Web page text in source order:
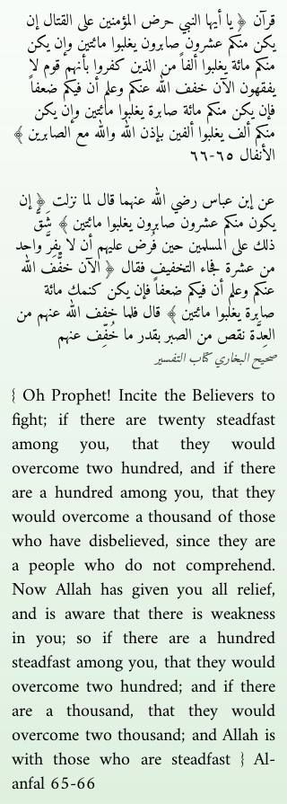
قرآن ﴿ يا أيها النبي حرض المؤمنين على القتال إن
يكن منكم عشرون صابرون يغلبوا مائتين وإن يكن
منكم مائة يغلبوا ألفاً من الذين كفروا بأنهم قوم لا
يفقهون الآن خفف الله عنكم وعلم أن فيكم ضعفاً
فإن يكن منكم مائة صابرة يغلبوا مائتين وإن يكن
منكم ألف يغلبوا ألفين بإذن الله والله مع الصابرين ﴾
الأنفال ٦٥-٦٦
عن إبن عباس رضي الله عنهما قال لما نزلت ﴿ إن
يكون منكم عشرون صابرون يغلبوا مائتين ﴾ شَقَّ
ذلك على المسلمين حين فُرض عليهم أن لا يفِرَّ واحد
من عشرة فجاء التخفيف فقال ﴿ الآن خفَّف الله
عنكم وعلم أن فيكم ضعفاً فإن يكن كنمك مائة
صابرة يغلبوا مائتين ﴾ قال فلما خفف الله عنهم من
العِدَّة نقص من الصبر بقدر ما خُفِّف عنهم
صحيح البخاري كتاب التفسير
{ Oh Prophet! Incite the Believers to
fight; if there are twenty steadfast
among you, that they would
overcome two hundred, and if there
are a hundred among you, that they
would overcome a thousand of those
who have disbelieved, since they are
a people who do not comprehend.
Now Allah has given you all relief,
and is aware that there is weakness
in you; so if there are a hundred
steadfast among you, that they would
overcome two hundred; and if there
are a thousand, that they would
overcome two thousand; and Allah is
with those who are steadfast } Al-
anfal 65-66